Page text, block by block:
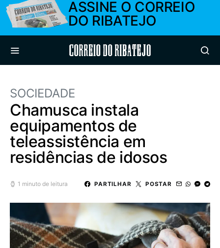
ASSINE O CORREIO
DO RIBATEJO
Correio do Ribatejo
SOCIEDADE
Chamusca instala
equipamentos de
teleassistência em
residências de idosos
1 minuto de leitura PARTILHAR POSTAR